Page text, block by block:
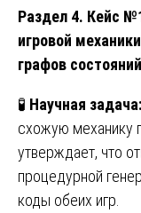
Раздел 4. Кейс
игровой
графов состояний
🧪 Научная задача:
схожую механику
утверждает, что
процедурной
коды обеих игр.